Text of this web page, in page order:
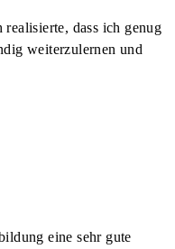
dass ich genug
weiterzulernen und
eine sehr gute